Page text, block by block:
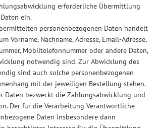
erforderliche Übermittlung
ein.
personenbezogenen Daten handelt
Vorname, Nachname, Adresse, Email-Adresse,
Mobiltelefonnummer oder andere Daten,
notwendig sind. Zur Abwicklung des
sind auch solche personenbezogenen
mit der jeweiligen Bestellung stehen.
Daten bezweckt die Zahlungsabwicklung und
Der für die Verarbeitung Verantwortliche
Daten insbesondere dann